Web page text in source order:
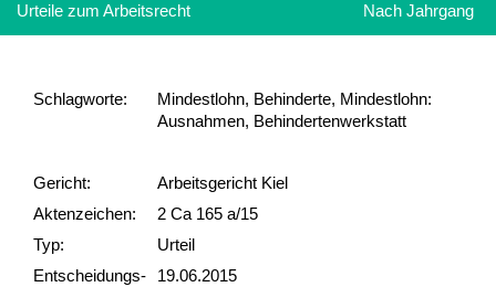
Urteile zum Arbeitsrecht Nach Jahrgang
Schlag­worte:
Mindestlohn, Behinderte, Mindestlohn:
Ausnahmen, Behindertenwerkstatt
Gericht:
Arbeitsgericht Kiel
Akten­zeichen:
2 Ca 165 a/15
Typ:
Urteil
Ent­scheid­ungs­
19.06.2015